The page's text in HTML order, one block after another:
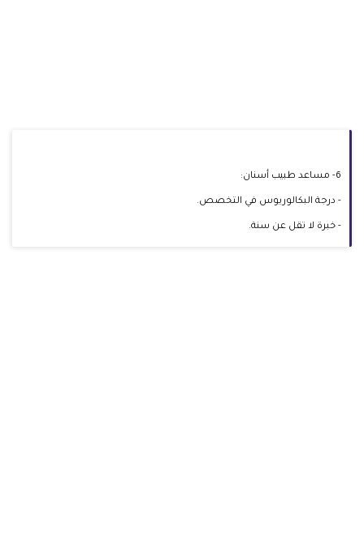
6- مساعد طبيب أسنان:
- درجة البكالوريوس في التخصص.
- خبرة لا تقل عن سنة.